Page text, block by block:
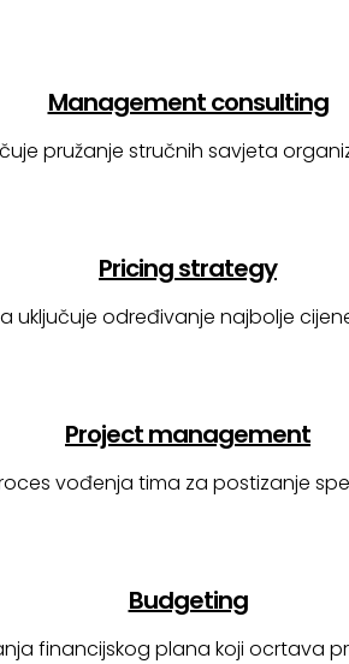
Management consulting
pružanje stručnih savjeta
Pricing strategy
uključuje određivanje najbolje
Project management
vođenja tima za postizanje
Budgeting
financijskog plana koji ocrtava